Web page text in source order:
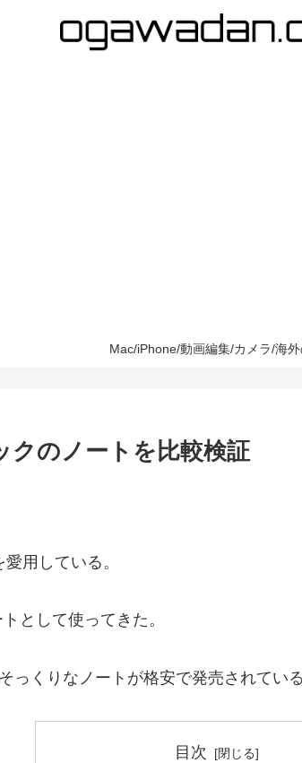
Mac/iPhone/動画編集/カメラ/海外
のノートを比較検証
用している。
として使ってきた。
っくりなノートが格安で発売されてい
目次